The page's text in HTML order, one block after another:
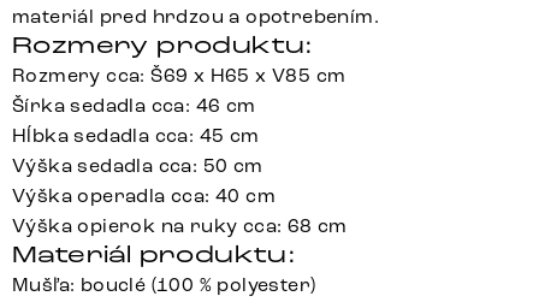
materiál pred hrdzou a opotrebením.
Rozmery produktu:
Rozmery cca: Š69 x H65 x V85 cm
Šírka sedadla cca: 46 cm
Hĺbka sedadla cca: 45 cm
Výška sedadla cca: 50 cm
Výška operadla cca: 40 cm
Výška opierok na ruky cca: 68 cm
Materiál produktu:
Mušľa: bouclé (100 % polyester)